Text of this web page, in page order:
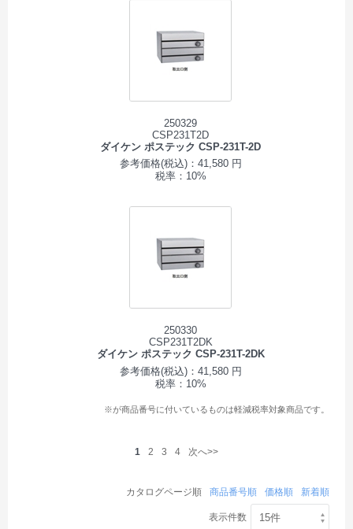
250329
CSP231T2D
ダイケン ポステック CSP-231T-2D
参考価格(税込)：41,580 円
税率：10%
250330
CSP231T2DK
ダイケン ポステック CSP-231T-2DK
参考価格(税込)：41,580 円
税率：10%
※が商品番号に付いているものは軽減税率対象商品です。
1 2 3 4 次へ>>
カタログページ順 商品番号順 価格順 新着順
表示件数